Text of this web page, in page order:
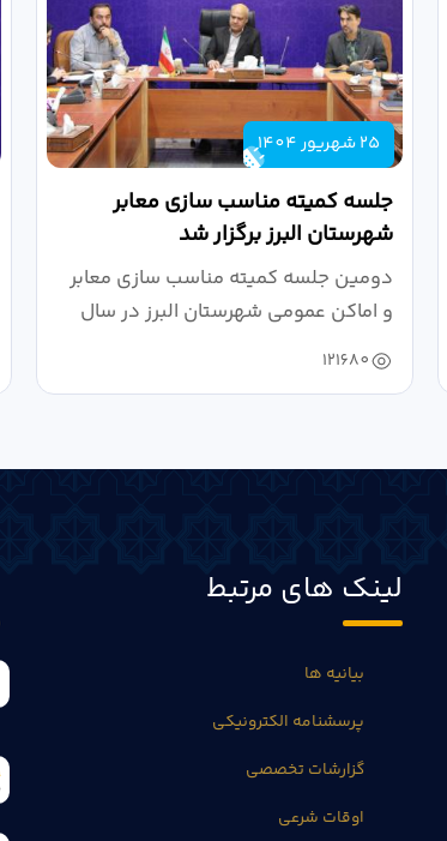
25 شهریور 1404
جلسه کمیته مناسب سازی معابر
شهرستان البرز برگزار شد
دومین جلسه کمیته مناسب سازی معابر
و اماکن عمومی شهرستان البرز در سال
۱۴۰۴ به...
121680
لینک های مرتبط
بیانیه ها
پرسشنامه الکترونیکی
گزارشات تخصصی
اوقات شرعی